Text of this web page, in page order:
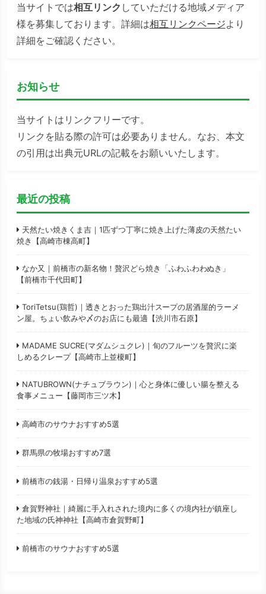
当サイトでは相互リンク していただける地域メディア
様を募集しております。詳細は相互リンクページより
詳細をご確認ください。
お知らせ
当サイトはリンクフリーです。
リンクを貼る際の許可は必要ありません。なお、本文
の引用は出典元URLの記載をお願いいたします。
最近の投稿
天然たい焼きくま吉｜1匹ずつ丁寧に焼き上げた薄皮の天然たい
焼き【高崎市棟高町】
なか又｜前橋市の新名物！贅沢どら焼き「ふわふわわぬき」
【前橋市千代田町】
ToriTetsu(鶏哲)｜透きとおった鶏出汁スープの居酒屋的ラーメ
ン屋。ちょい飲みや〆のお店にも最適【渋川市石原】
MADAME SUCRE(マダムシュクレ)｜旬のフルーツを贅沢に楽
しめるクレープ【高崎市上並榎町】
NATUBROWN(ナチュブラウン)｜心と身体に優しい腸を整える
食事メニュー【藤岡市三ツ木】
高崎市のサウナおすすめ5選
群馬県の牧場おすすめ7選
前橋市の銭湯・日帰り温泉おすすめ5選
倉賀野神社｜綺麗に手入れされた境内に多くの境内社が鎮座し
た地域の氏神神社【高崎市倉賀野町】
前橋市のサウナおすすめ5選